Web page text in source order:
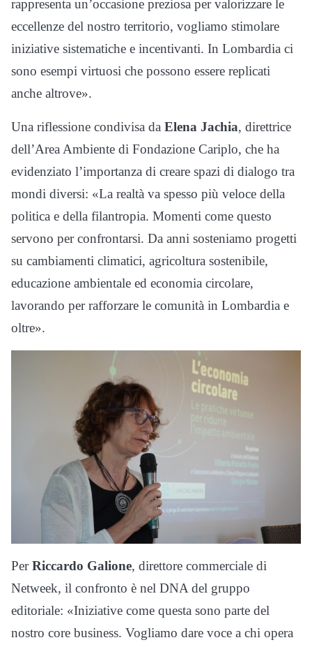
rappresenta un’occasione preziosa per valorizzare le
eccellenze del nostro territorio, vogliamo stimolare
iniziative sistematiche e incentivanti. In Lombardia ci
sono esempi virtuosi che possono essere replicati
anche altrove».
Una riflessione condivisa da Elena Jachia, direttrice
dell’Area Ambiente di Fondazione Cariplo, che ha
evidenziato l’importanza di creare spazi di dialogo tra
mondi diversi: «La realtà va spesso più veloce della
politica e della filantropia. Momenti come questo
servono per confrontarsi. Da anni sosteniamo progetti
su cambiamenti climatici, agricoltura sostenibile,
educazione ambientale ed economia circolare,
lavorando per rafforzare le comunità in Lombardia e
oltre».
PerRiccardo Galione, direttore commerciale di
Netweek, il confronto è nel DNA del gruppo
editoriale: «Iniziative come questa sono parte del
nostro core business. Vogliamo dare voce a chi opera